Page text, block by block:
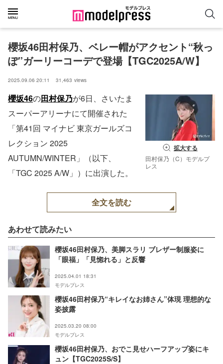
櫻坂46田村保乃、ベレー帽がアクセント“秋っ
ぽ”ガーリーコーデで登場【TGC2025A/W】
2025.09.06 20:11 31,463 views
拡大する
田村保乃（C）モデルプ
レス
櫻坂46の田村保乃が6日、さいたま
スーパーアリーナにて開催された
「第41回 マイナビ 東京ガールズコ
レクション 2025
AUTUMN/WINTER」（以下、
「TGC 2025 A/W」）に出演した。
全文を読む
あわせて読みたい
櫻坂46田村保乃、美脚スラリ ブレザー制服姿に
「眼福」「見惚れる」と反響
2025.04.01 18:31
モデルプレス
櫻坂46田村保乃“キレイなお姉さん”体現 理想的な
姿披露
2025.03.20 08:00
モデルプレス
櫻坂46田村保乃、おでこ見せハーフアップ姿にキ
ュン【TGC2025S/S】